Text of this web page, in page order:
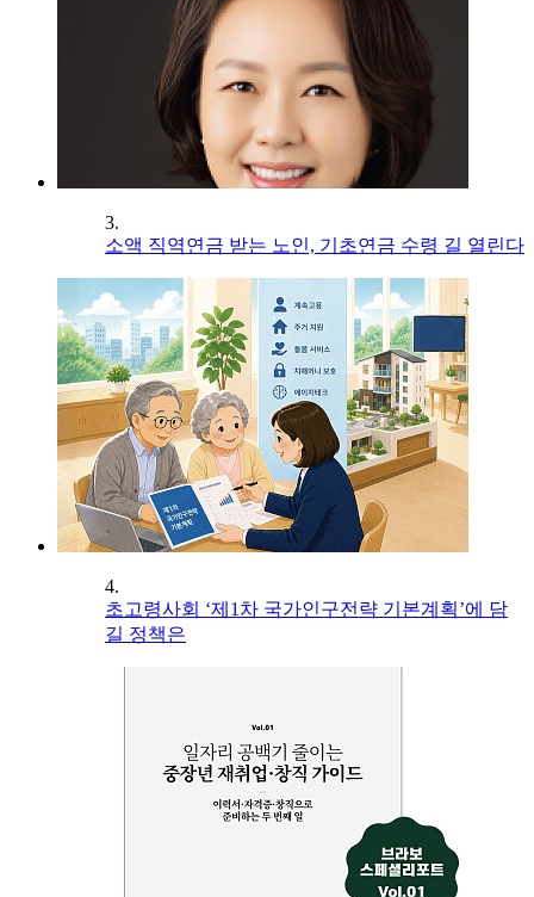
3.
소액 직역연금 받는 노인, 기초연금 수령 길 열린다
4.
초고령사회 ‘제1차 국가인구전략 기본계획’에 담
길 정책은